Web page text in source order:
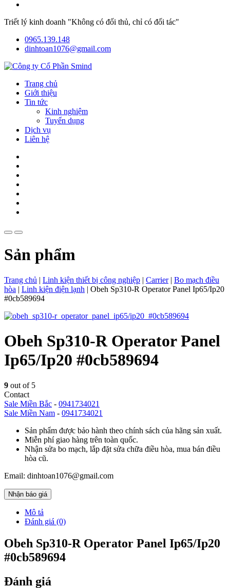
Triết lý kinh doanh "Không có đối thủ, chỉ có đối tác"
0965.139.148
dinhtoan1076@gmail.com
Trang chủ
Giới thiệu
Tin tức
Kinh nghiệm
Tuyển dụng
Dịch vụ
Liên hệ
Sản phẩm
Trang chủ | Linh kiện thiết bị công nghiệp | Carrier| Bo mạch điều
hòa | Linh kiện điện lạnh | Obeh Sp310-R Operator Panel Ip65/Ip20
#0cb589694
Obeh Sp310-R Operator Panel
Ip65/Ip20 #0cb589694
9 out of 5
Contact
Sale Miền Bắc - 0941734021
Sale Miền Nam - 0941734021
Sản phẩm được bảo hành theo chính sách của hãng sản xuất.
Miễn phí giao hàng trên toàn quốc.
Nhận sửa bo mạch, lắp đặt sửa chữa điều hòa, mua bán điều
hòa cũ.
Email: dinhtoan1076@gmail.com
Nhận báo giá
Mô tả
Đánh giá (0)
Obeh Sp310-R Operator Panel Ip65/Ip20
#0cb589694
Đánh giá